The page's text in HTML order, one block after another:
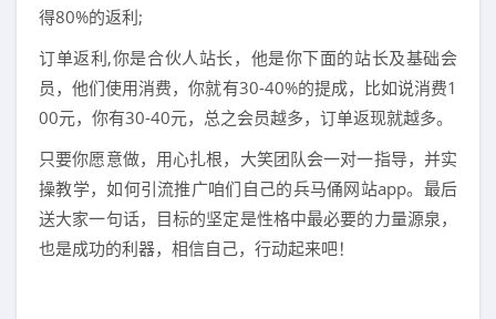
得80%的返利;
订单返利,你是合伙人站长，他是你下面的站长及基础会
员，他们使用消费，你就有30-40%的提成，比如说消费1
00元，你有30-40元，总之会员越多，订单返现就越多。
只要你愿意做，用心扎根，大笑团队会一对一指导，并实
操教学，如何引流推广咱们自己的兵马俑网站app。最后
送大家一句话，目标的坚定是性格中最必要的力量源泉，
也是成功的利器，相信自己，行动起来吧！